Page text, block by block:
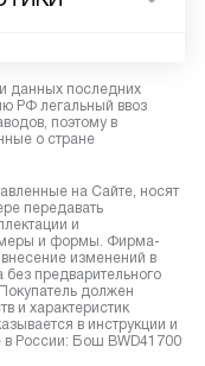
данных последних
РФ легальный ввоз
поэтому в
о стране
на Сайте, носят
передавать
и
и формы. Фирма-
изменений в
предварительного
должен
и характеристик
в инструкции и
в России: Бош BWD41700